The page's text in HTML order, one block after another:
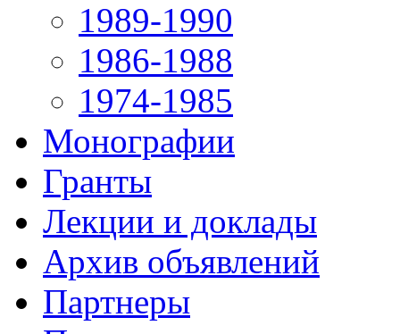
1989-1990
1986-1988
1974-1985
Монографии
Гранты
Лекции и доклады
Архив объявлений
Партнеры